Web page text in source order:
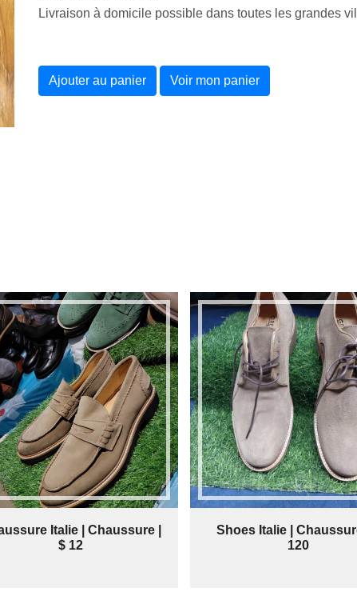
Livraison à domicile possible dans toutes les grandes
Ajouter au panier Voir mon panier
Italie | Chaussure |
$ 12
Shoes Italie |
120